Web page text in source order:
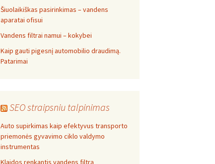
Šiuolaikiškas pasirinkimas – vandens
aparatai ofisui
Vandens filtrai namui – kokybei
Kaip gauti pigesnį automobilio draudimą.
Patarimai
SEO straipsniu talpinimas
Auto supirkimas kaip efektyvus transporto
priemonės gyvavimo ciklo valdymo
instrumentas
Klaidos renkantis vandens filtrą